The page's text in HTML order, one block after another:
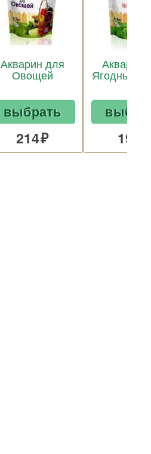
Акварин для
Овощей
выбрать
214
Акварин
Ягодных
191